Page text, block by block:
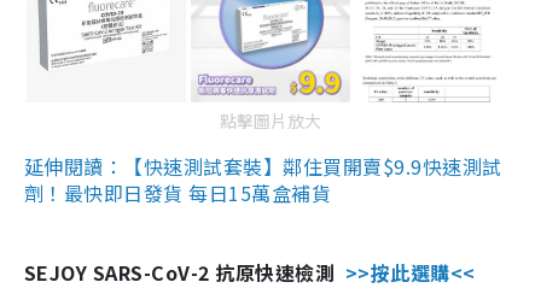
點擊圖片放大
延伸閱讀：【快速測試套裝】鄰住買開賣$9.9快速測試
劑！最快即日發貨 每日15萬盒補貨
SEJOY SARS-CoV-2 抗原快速檢測 >>按此選購<<